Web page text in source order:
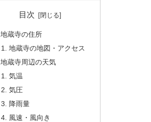
目次
地蔵寺の住所
地蔵寺の地図・アクセス
地蔵寺周辺の天気
気温
気圧
降雨量
風速・風向き